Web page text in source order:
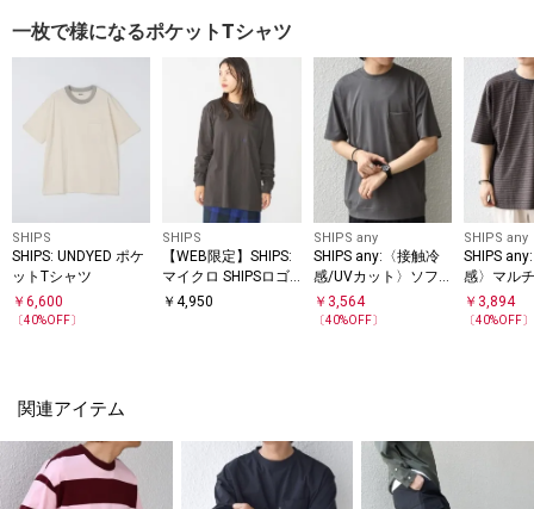
一枚で様になるポケットTシャツ
SHIPS
SHIPS: UNDYED ポケ
ットTシャツ
￥ 6,600
〔40%OFF〕
SHIPS
【WEB限定】SHIPS:
マイクロ SHIPSロゴ
ポケット ロングスリ
￥4,950
SHIPS any
SHIPS any:〈接触冷
感/UVカット〉ソフ
ト スムース リラック
ス ポケット Tシャツ
￥ 3,564
〔40%OFF〕
SHIPS any
SHIPS
感〉マル
ポケット
￥ 3,894
〔40%OFF〕
関連アイテム